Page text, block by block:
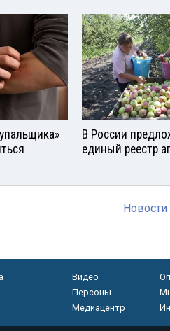
В России
единый реестр
Видео
Персоны
Медиацентр